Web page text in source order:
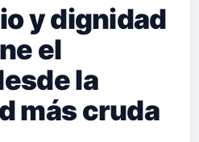
y dignidad
el
la
más cruda